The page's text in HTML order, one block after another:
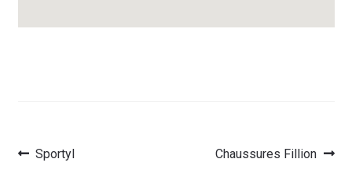
Navigation
Article
précédent :
Sportyl
Article
Chaussures Fillion